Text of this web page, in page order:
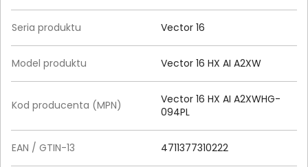
Seria produktu Vector 16
Model produktu Vector 16 HX AI A2XW
Kod producenta (MPN)
Vector 16 HX AI A2XWHG-
094PL
EAN / GTIN-13 4711377310222